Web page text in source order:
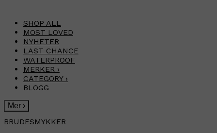
SHOP ALL
MOST LOVED
NYHETER
LAST CHANCE
WATERPROOF
MERKER ›
CATEGORY ›
BLOGG
Mer ›
BRUDESMYKKER